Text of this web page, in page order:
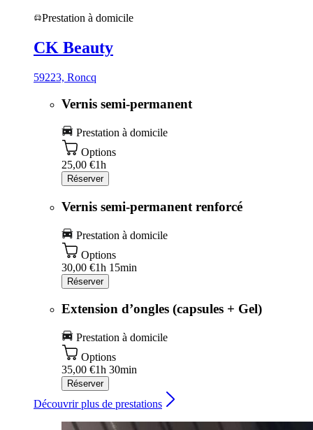
Prestation à domicile
CK Beauty
59223, Roncq
Vernis semi-permanent
Prestation à domicile
Options
25,00 €1h
Réserver
Vernis semi-permanent renforcé
Prestation à domicile
Options
30,00 €1h 15min
Réserver
Extension d’ongles (capsules + Gel)
Prestation à domicile
Options
35,00 €1h 30min
Réserver
Découvrir plus de prestations